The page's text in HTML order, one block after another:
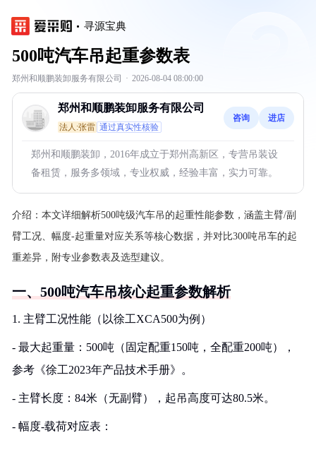
寻源宝典
500吨汽车吊起重参数表
郑州和顺鹏装卸服务有限公司 · 2026-08-04 08:00:00
郑州和顺鹏装卸服务有限公司
法人:张雷 通过真实性核验
咨询 进店
郑州和顺鹏装卸，2016年成立于郑州高新区，专营吊装设
备租赁，服务多领域，专业权威，经验丰富，实力可靠。
介绍： 本文详细解析500吨级汽车吊的起重性能参数，涵盖主臂/副
臂工况、幅度-起重量对应关系等核心数据，并对比300吨吊车的起
重差异，附专业参数表及选型建议。
一、500吨汽车吊核心起重参数解析
1. 主臂工况性能（以徐工XCA500为例）
- 最大起重量：500吨（固定配重150吨，全配重200吨），
参考《徐工2023年产品技术手册》。
- 主臂长度：84米（无副臂），起吊高度可达80.5米。
- 幅度-载荷对应表：